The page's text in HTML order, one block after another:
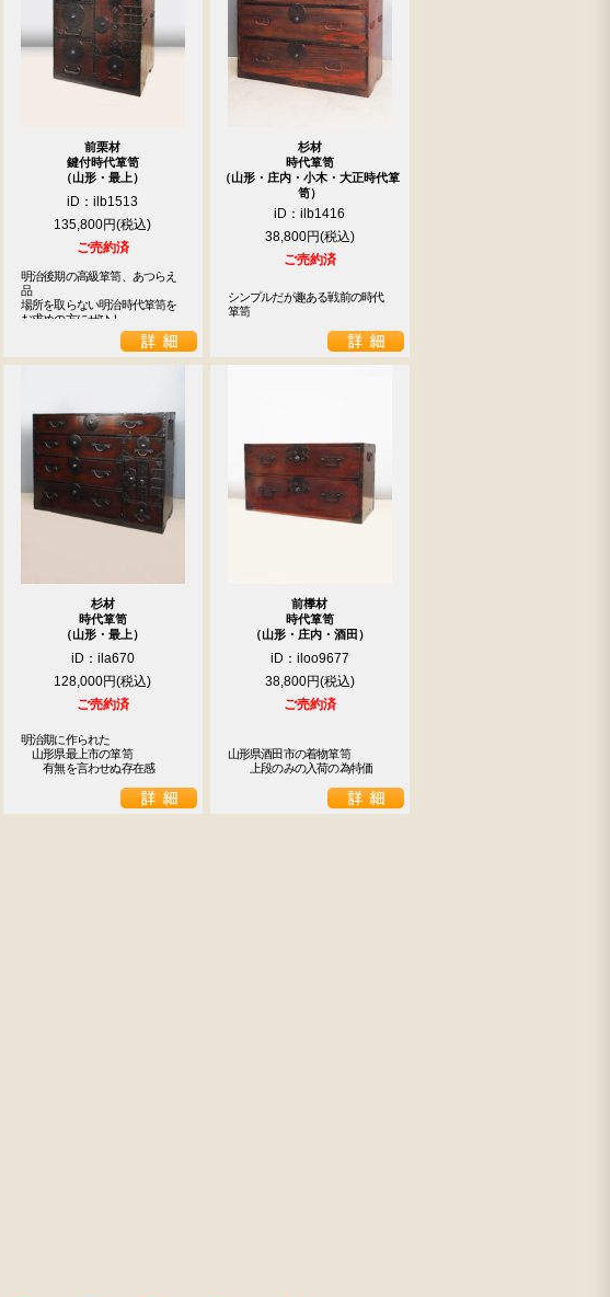
前栗材
鍵付時代箪笥
（山形・最上）
iD：ilb1513
135,800円
ご売約済
明治後期の高級箪笥、あつらえ
品
場所を取らない明治時代箪笥を
お求めの方にぜひ！
杉材
時代箪笥
（山形・庄内・小木・大正時代箪
笥）
iD：ilb1416
38,800円
ご売約済
シンプルだが趣ある戦前の時代
箪笥
杉材
時代箪笥
（山形・最上）
iD：ila670
128,000円
ご売約済
明治期に作られた
山形県最上市の箪笥
有無を言わせぬ存在感
前﨔材
時代箪笥
（山形・庄内・酒田）
iD：iloo9677
38,800円
ご売約済
山形県酒田市の着物箪笥
上段のみの入荷の為特価